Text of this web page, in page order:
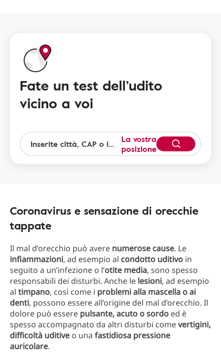
Fate un test dell’udito
vicino a voi
La vostra
posizione
Coronavirus e sensazione di orecchie
tappate
Il mal d’orecchio può avere numerose cause. Le
infiammazioni, ad esempio al condotto uditivo in
seguito a un’infezione o l’otite media, sono spesso
responsabili dei disturbi. Anche le lesioni, ad esempio
al timpano, così come i problemi alla mascella o ai
denti, possono essere all’origine del mal d’orecchio. Il
dolore può essere pulsante, acuto o sordo ed è
spesso accompagnato da altri disturbi comevertigini,
difficoltà uditive o una fastidiosa pressione
auricolare.